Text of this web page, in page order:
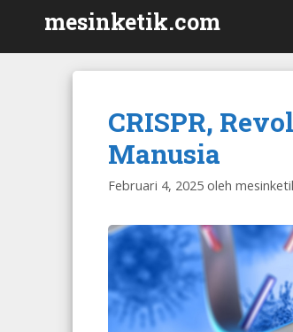
isi
mesinketik.com
CRISPR,
Manusia
Februari 4, 2025 oleh